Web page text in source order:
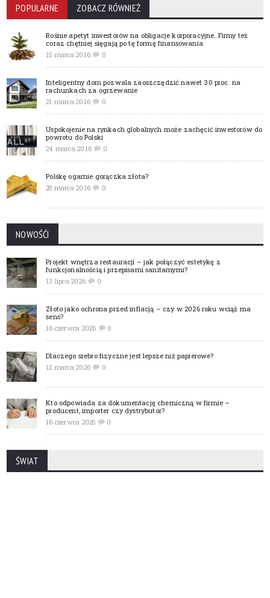
POPULARNE ZOBACZ RÓWNIEŻ
Rośnie apetyt inwestorów na obligacje korporacyjne. Firmy też
coraz chętniej sięgają po tę formę finansowania
15 marca 2016
0
Inteligentny dom pozwala zaoszczędzić nawet 30 proc. na
rachunkach za ogrzewanie
21 marca 2016
0
Uspokojenie na rynkach globalnych może zachęcić inwestorów do
powrotu do Polski
24 marca 2016
0
Polskę ogarnie gorączka złota?
28 marca 2016
0
NOWOŚĆI
Projekt wnętrza restauracji – jak połączyć estetykę z
funkcjonalnością i przepisami sanitarnymi?
13 lipca 2026
0
Złoto jako ochrona przed inflacją – czy w 2026 roku wciąż ma
sens?
16 czerwca 2026
0
Dlaczego srebro fizyczne jest lepsze niż papierowe?
12 marca 2026
0
Kto odpowiada za dokumentację chemiczną w firmie –
producent, importer czy dystrybutor?
16 czerwca 2025
0
ŚWIAT